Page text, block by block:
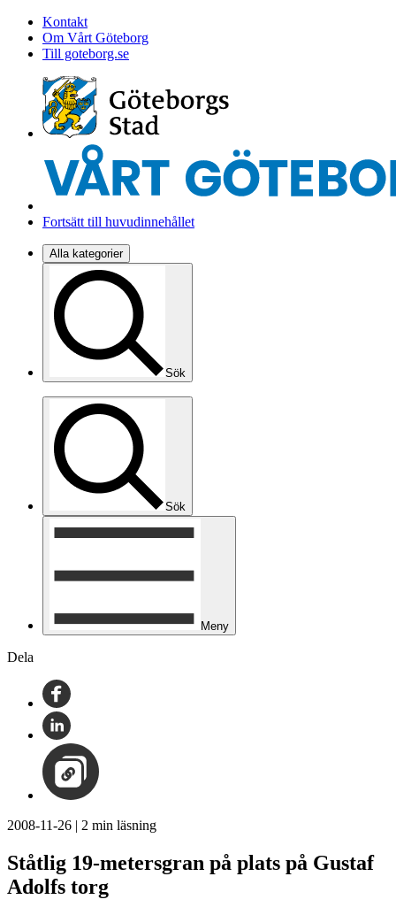
Kontakt
Om Vårt Göteborg
Till goteborg.se
Fortsätt till huvudinnehållet
Alla kategorier
Sök
Sök
Meny
Dela
2008-11-26 | 2 min läsning
Ståtlig 19-metersgran på plats på Gustaf
Adolfs torg